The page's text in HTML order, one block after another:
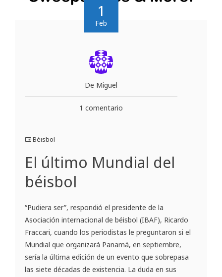
1
Feb
De Miguel
1 comentario
Béisbol
El último Mundial del
béisbol
“Pudiera ser”, respondió el presidente de la
Asociación internacional de béisbol (IBAF), Ricardo
Fraccari, cuando los periodistas le preguntaron si el
Mundial que organizará Panamá, en septiembre,
sería la última edición de un evento que sobrepasa
las siete décadas de existencia. La duda en sus